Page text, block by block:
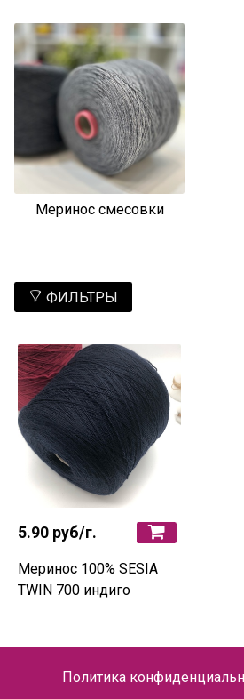
Меринос смесовки
ФИЛЬТРЫ
5.90 руб/г.
Меринос 100% SESIA
TWIN 700 индиго
Политика